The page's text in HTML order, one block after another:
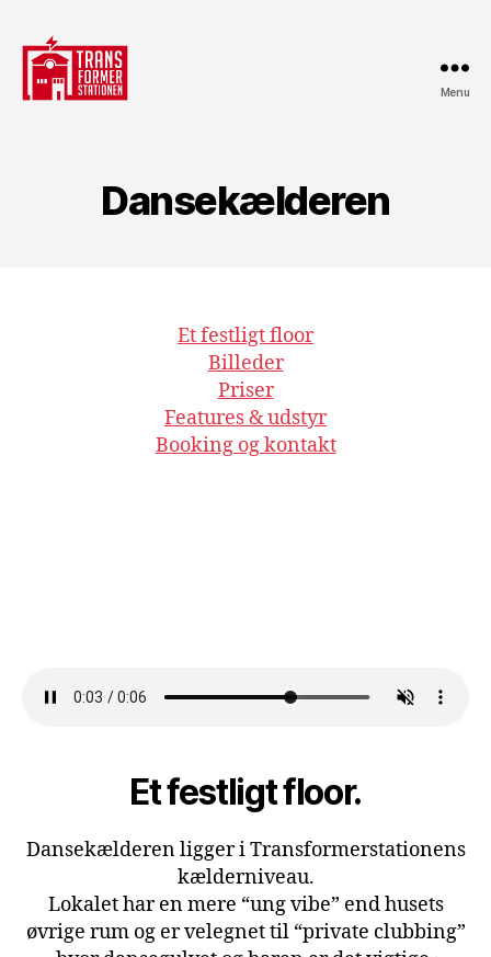
Menu
Dansekælderen
Et festligt floor
Billeder
Priser
Features & udstyr
Booking og kontakt
Et festligt floor.
Dansekælderen ligger i Transformerstationens
kælderniveau.
Lokalet har en mere “ung vibe” end husets
øvrige rum og er velegnet til “private clubbing”